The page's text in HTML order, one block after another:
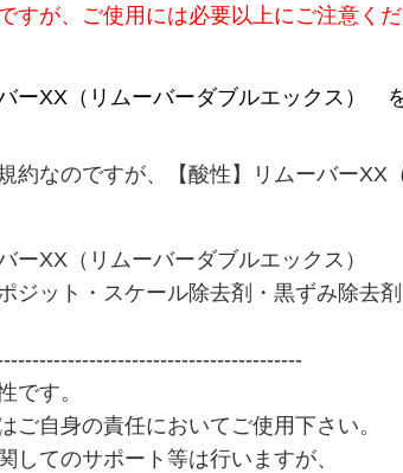
ンジングトナー）
超耐久コーティング
ンド硬化被膜コーティング
コーティング １年コーティング 特許取得済
艶撥水重視 １年コーティング
すが、ご使用には必要以上にご注意くだ
バーXX（リムーバーダブルエックス）
約なのですが、【酸性】リムーバー
バーXX（リムーバーダブルエックス）
ジット・スケール除去剤・黒ずみ除去剤
です。
ご自身の責任においてご使用下さい。
してのサポート等は行いますが、